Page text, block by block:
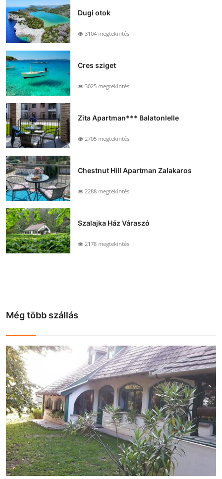
Dugi otok
3104 megtekintés
Cres sziget
3025 megtekintés
Zita Apartman*** Balatonlelle
2705 megtekintés
Chestnut Hill Apartman Zalakaros
2288 megtekintés
Szalajka Ház Váraszó
2178 megtekintés
Még több szállás